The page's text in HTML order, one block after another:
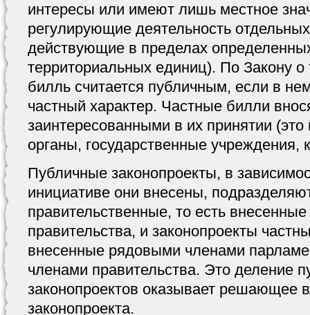
интересы или имеют лишь местное
регулирующие деятельность
действующие в пределах
территориальных единиц). По Закону о
билль считается публичным, если в
частный характер. Частные билли
заинтересованными в их принятии
органы, государственные учреждения,
Публичные законопроекты, в
инициативе они внесены,
правительственные, то есть
правительства, и законопроекты
внесенные рядовыми членами
членами правительства. Это деление
законопроектов оказывает решающее
законопроекта.